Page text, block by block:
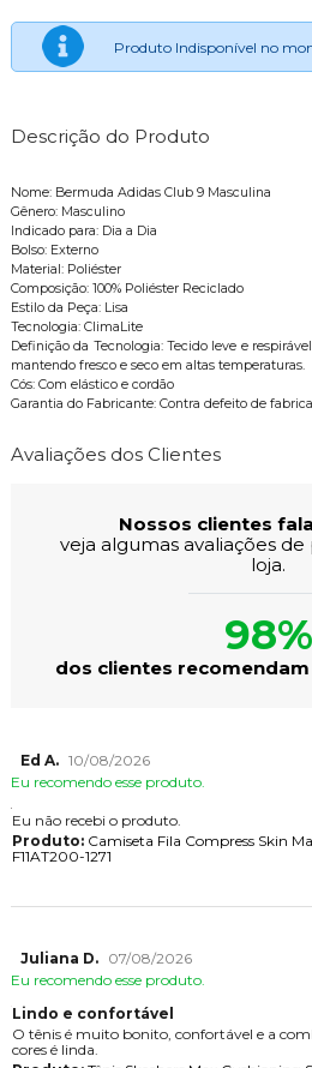
Produto Indisponível no
Descrição do Produto
Nome: Bermuda Adidas Club 9 Masculina
Gênero: Masculino
Indicado para: Dia a Dia
Bolso: Externo
Material: Poliéster
Composição: 100% Poliéster Reciclado
Estilo da Peça: Lisa
Tecnologia: ClimaLite
Definição da Tecnologia: Tecido leve e
mantendo fresco e seco em altas temperaturas.
Cós: Com elástico e cordão
Garantia do Fabricante: Contra defeito de
Avaliações dos Clientes
Nossos clientes
veja algumas avaliações
loja.
98%
dos clientes
Ed A. 10/08/2026
Eu recomendo esse produto.
Eu não recebi o produto.
Produto:Camiseta Fila Compress Skin
F11AT200-1271
Juliana D.
07/08/2026
Eu recomendo esse produto.
Lindo e confortável
O tênis é muito bonito, confortável e a
cores é linda.